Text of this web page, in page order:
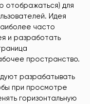
отображаться) для
Идея
часто
и разработать
пространство.
разрабатывать
при просмотре
горизонтальную